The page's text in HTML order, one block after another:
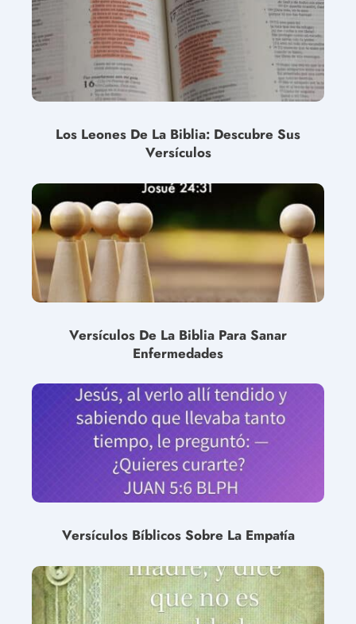
Los Leones De La Biblia: Descubre Sus
Versículos
Versículos De La Biblia Para Sanar
Enfermedades
Versículos Bíblicos Sobre La Empatía